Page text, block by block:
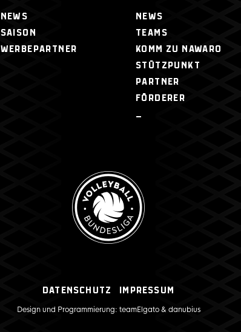
NEWS
SAISON
WERBEPARTNER
NEWS
TEAMS
KOMM ZU NAWARO
STÜTZPUNKT
PARTNER
FÖRDERER
–
Datenschutz Impressum
Design und Programmierung: teamElgato& danubius